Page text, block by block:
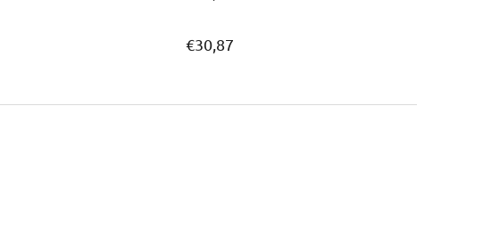
€30,87